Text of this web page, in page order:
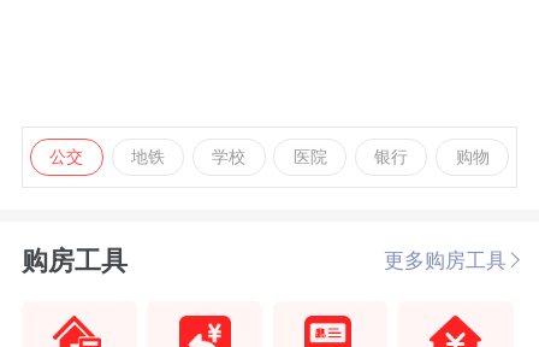
公交 地铁 学校 医院 银行 购物
购房工具 更多购房工具